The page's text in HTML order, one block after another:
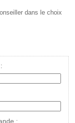
dans le choix
: